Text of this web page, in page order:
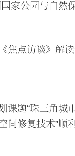
家公园与自然
焦点访谈》解
课题“珠三角城
间修复技术”顺